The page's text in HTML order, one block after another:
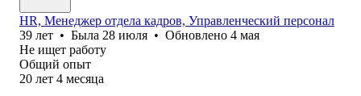
HR, Менеджер отдела кадров, Управленческий персонал
39 лет • Была 28 июля • Обновлено 4 мая
Не ищет работу
Общий опыт
20 лет 4 месяца